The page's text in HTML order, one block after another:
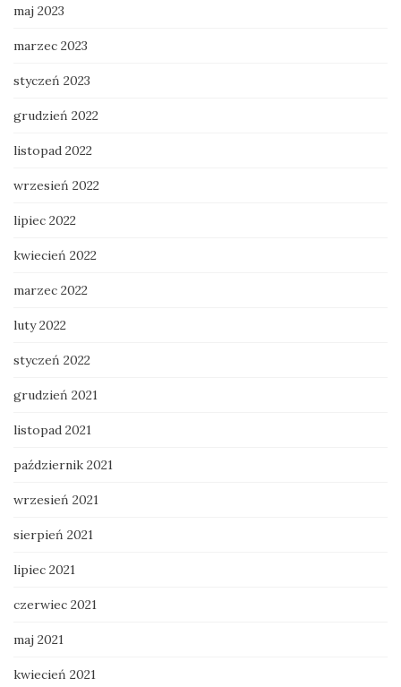
maj 2023
marzec 2023
styczeń 2023
grudzień 2022
listopad 2022
wrzesień 2022
lipiec 2022
kwiecień 2022
marzec 2022
luty 2022
styczeń 2022
grudzień 2021
listopad 2021
październik 2021
wrzesień 2021
sierpień 2021
lipiec 2021
czerwiec 2021
maj 2021
kwiecień 2021